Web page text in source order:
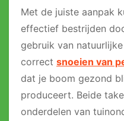
Met de juiste aanpak
effectief bestrijden
gebruik van
correct snoeien van
dat je boom gezond
produceert. Beide
onderdelen van